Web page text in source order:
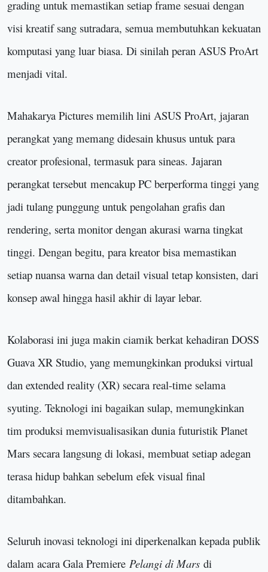
grading untuk memastikan setiap frame sesuai dengan
visi kreatif sang sutradara, semua membutuhkan kekuatan
komputasi yang luar biasa. Di sinilah peran ASUS ProArt
menjadi vital.
Mahakarya Pictures memilih lini ASUS ProArt, jajaran
perangkat yang memang didesain khusus untuk para
creator profesional, termasuk para sineas. Jajaran
perangkat tersebut mencakup PC berperforma tinggi yang
jadi tulang punggung untuk pengolahan grafis dan
rendering, serta monitor dengan akurasi warna tingkat
tinggi. Dengan begitu, para kreator bisa memastikan
setiap nuansa warna dan detail visual tetap konsisten, dari
konsep awal hingga hasil akhir di layar lebar.
Kolaborasi ini juga makin ciamik berkat kehadiran DOSS
Guava XR Studio, yang memungkinkan produksi virtual
dan extended reality (XR) secara real-time selama
syuting. Teknologi ini bagaikan sulap, memungkinkan
tim produksi memvisualisasikan dunia futuristik Planet
Mars secara langsung di lokasi, membuat setiap adegan
terasa hidup bahkan sebelum efek visual final
ditambahkan.
Seluruh inovasi teknologi ini diperkenalkan kepada publik
dalam acara Gala Premiere Pelangi di Mars di